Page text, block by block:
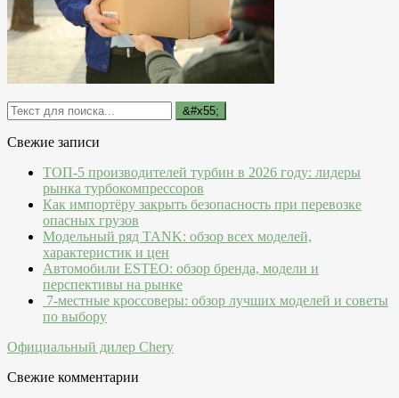
Свежие записи
ТОП-5 производителей турбин в 2026 году: лидеры
рынка турбокомпрессоров
Как импортёру закрыть безопасность при перевозке
опасных грузов
Модельный ряд TANK: обзор всех моделей,
характеристик и цен
Автомобили ESTEO: обзор бренда, модели и
перспективы на рынке
7-местные кроссоверы: обзор лучших моделей и советы
по выбору
Официальный дилер Chery
Свежие комментарии